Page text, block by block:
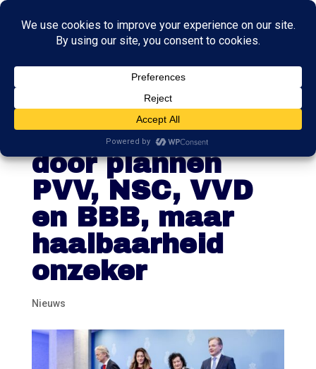
CPB:
koopkrachtplusje
door plannen
PVV, NSC, VVD
en BBB, maar
haalbaarheid
onzeker
Nieuws